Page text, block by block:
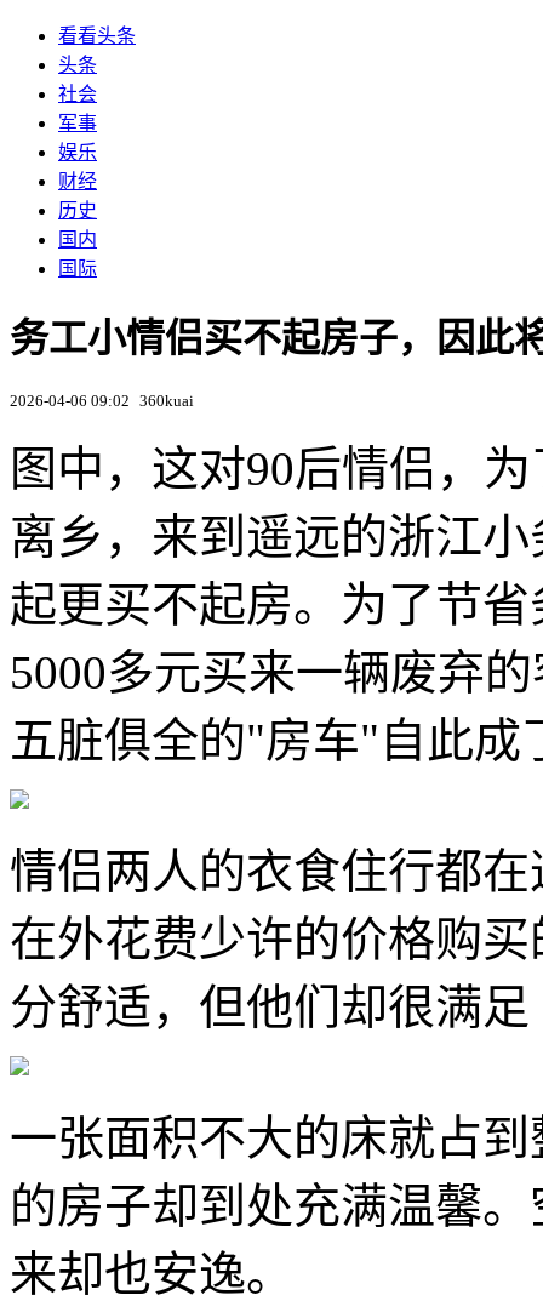
看看头条
头条
社会
军事
娱乐
财经
历史
国内
国际
务工小情侣买不起房子，因此
2026-04-06 09:02 360kuai
图中，这对90后情侣，
离乡，来到遥远的浙江
起更买不起房。为了节
5000多元买来一辆废弃
五脏俱全的"房车"自此成
情侣两人的衣食住行都
在外花费少许的价格购
分舒适，但他们却很满足
一张面积不大的床就占
的房子却到处充满温馨
来却也安逸。